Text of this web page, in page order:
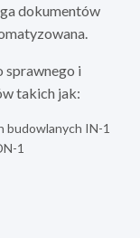
dokumentów
sprawnego i
takich jak:
budowlanych IN-1
1